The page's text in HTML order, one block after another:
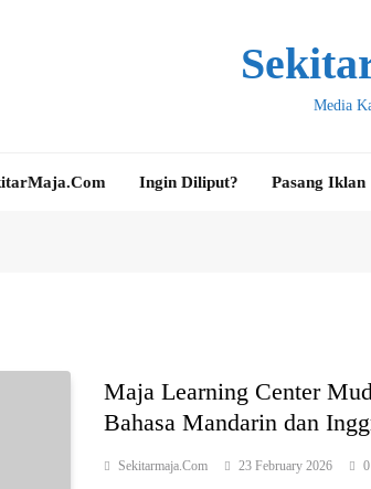
Media
Ingin Diliput? Pasang Iklan
Maja Learning Center
Bahasa Mandarin dan
Sekitarmaja.com 23 February 2026 0